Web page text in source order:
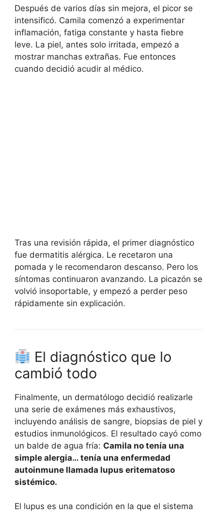
Después de varios días sin mejora, el picor se
intensificó. Camila comenzó a experimentar
inflamación, fatiga constante y hasta fiebre
leve. La piel, antes solo irritada, empezó a
mostrar manchas extrañas. Fue entonces
cuando decidió acudir al médico.
Tras una revisión rápida, el primer diagnóstico
fue dermatitis alérgica. Le recetaron una
pomada y le recomendaron descanso. Pero los
síntomas continuaron avanzando. La picazón se
volvió insoportable, y empezó a perder peso
rápidamente sin explicación.
El diagnóstico que lo
cambió todo
Finalmente, un dermatólogo decidió realizarle
una serie de exámenes más exhaustivos,
incluyendo análisis de sangre, biopsias de piel y
estudios inmunológicos. El resultado cayó como
un balde de agua fría: Camila no tenía una
simple alergia… tenía una enfermedad
autoinmune llamada lupus eritematoso
sistémico.
El lupus es una condición en la que el sistema